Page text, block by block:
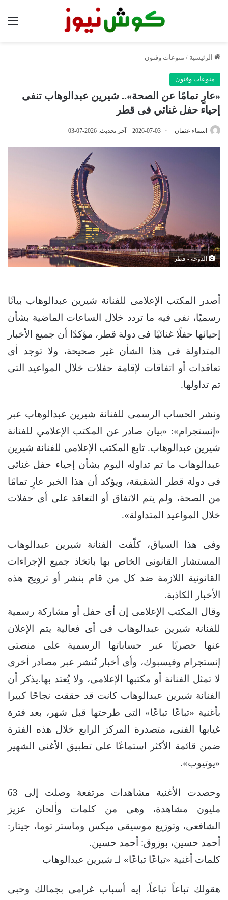
الرئيسية / منوعات وفنون
منوعات وفنون
«عارٍ تمامًا عن الصحة».. شيرين عبدالوهاب تنفى
إحياء حفل غنائي فى قطر
اسماء عثمان 2026-07-03 آخر تحديث: 2026-07-03
الدوحة - قطر
أصدر المكتب الإعلامى للفنانة شيرين عبدالوهاب بيانًا
رسميًا، نفى فيه ما تردد خلال الساعات الماضية بشأن
إحيائها حفلًا غنائيًا فى دولة قطر، مؤكدًا أن جميع الأخبار
المتداولة فى هذا الشأن غير صحيحة، ولا توجد أى
تعاقدات أو اتفاقات لإقامة حفلات خلال المواعيد التى
تم تداولها.
ونشر الحساب الرسمى للفنانة شيرين عبدالوهاب عبر
«إنستجرام»: «بيان صادر عن المكتب الإعلامي للفنانة
شيرين عبدالوهاب. تابع المكتب الإعلامى للفنانة شيرين
عبدالوهاب ما تم تداوله اليوم بشأن إحياء حفل غنائى
فى دولة قطر الشقيقة، ويؤكد أن هذا الخبر عارٍ تمامًا
من الصحة، ولم يتم الاتفاق أو التعاقد على أى حفلات
خلال المواعيد المتداولة».
وفى هذا السياق، كلّفت الفنانة شيرين عبدالوهاب
المستشار القانونى الخاص بها باتخاذ جميع الإجراءات
القانونية اللازمة ضد كل من قام بنشر أو ترويج هذه
الأخبار الكاذبة.
وقال المكتب الإعلامى إن أى حفل أو مشاركة رسمية
للفنانة شيرين عبدالوهاب فى أى فعالية يتم الإعلان
عنها حصريًا عبر حساباتها الرسمية على منصتى
إنستجرام وفيسبوك، وأى أخبار تُنشر عبر مصادر أخرى
لا تمثل الفنانة أو مكتبها الإعلامى، ولا يُعتد بها.يذكر أن
الفنانة شيرين عبدالوهاب كانت قد حققت نجاحًا كبيرا
بأغنية «تباعًا تباعًا» التى طرحتها قبل شهر، بعد فترة
غيابها الفنى، متصدرة المركز الرابع خلال هذه الفترة
ضمن قائمة الأكثر استماعًا على تطبيق الأغنى الشهير
«يوتيوب».
وحصدت الأغنية مشاهدات مرتفعة وصلت إلى 63
مليون مشاهدة، وهى من كلمات وألحان عزيز
الشافعى، وتوزيع موسيقى ميكس وماستر توما، جيتار:
أحمد حسين، بوزوق: أحمد حسين.
كلمات أغنية «تباعًا تباعًا» لـ شيرين عبدالوهاب
هقولك تباعاً تباعاً، إيه أسباب غرامى بجمالك وحبى